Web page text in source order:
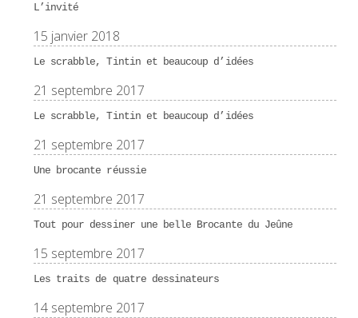
L’invité
15 janvier 2018
Le scrabble, Tintin et beaucoup d’idées
21 septembre 2017
Le scrabble, Tintin et beaucoup d’idées
21 septembre 2017
Une brocante réussie
21 septembre 2017
Tout pour dessiner une belle Brocante du Jeûne
15 septembre 2017
Les traits de quatre dessinateurs
14 septembre 2017